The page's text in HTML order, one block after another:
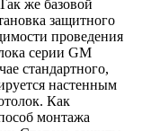
же базовой
защитного
проведения
серии GM
стандартного,
настенным
Как
монтажа